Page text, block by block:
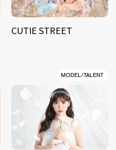
CUTIE STREET
MODEL/TALENT